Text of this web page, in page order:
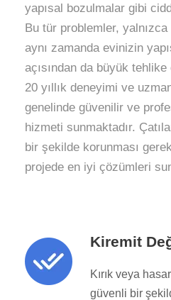
yapısal bozulmalar gibi
Bu tür problemler,
aynı zamanda evinizin
açısından da büyük
20 yıllık deneyimi ve
genelinde güvenilir ve
hizmeti sunmaktadır.
bir şekilde korunması
projede en iyi çözümleri
Kiremit
Kırık veya
güvenli bir